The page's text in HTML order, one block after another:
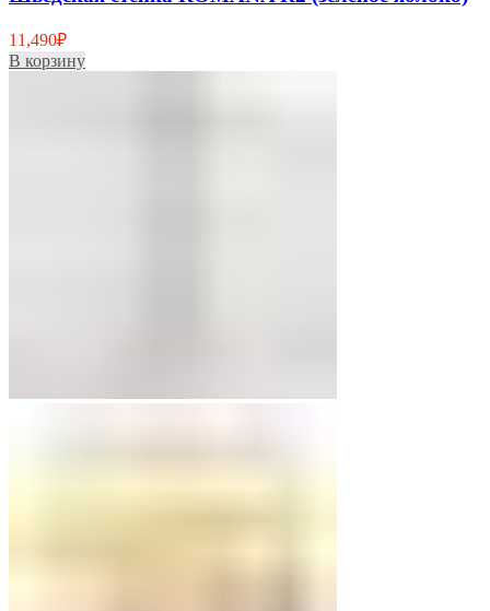
11,490₽
В корзину